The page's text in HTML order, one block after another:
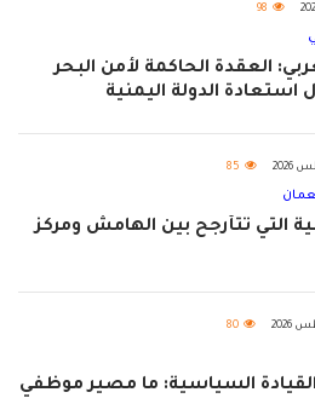
98
العقدة الحاكمة لأمن البحر
استعادة الدولة اليمنية
85
التي تتأرجح بين الهامش ومركز
80
السياسية: ما مصير موظفي